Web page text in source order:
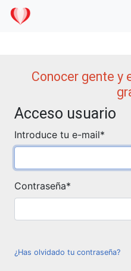
Conocer gente y
Acceso usuario
Introduce tu e-mail*
Contraseña*
¿Has olvidado tu contraseña?